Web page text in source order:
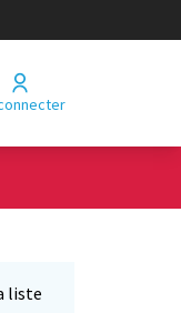
connecter
liste